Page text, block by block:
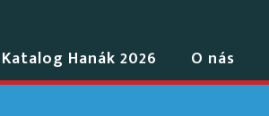
Katalog Hanák 2026 O nás